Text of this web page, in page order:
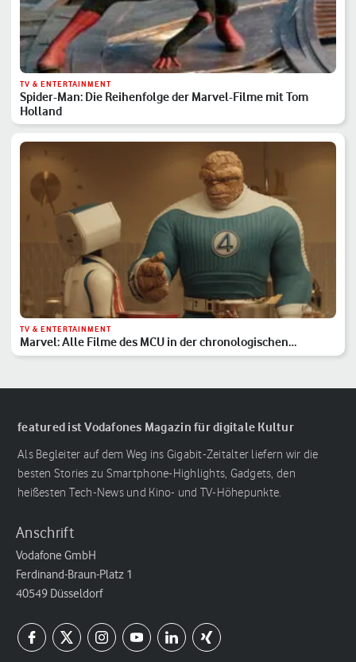
TV & ENTERTAINMENT
Spider-Man: Die Reihenfolge der Marvel-Filme mit Tom
Holland
TV & ENTERTAINMENT
Marvel: Alle Filme des MCU in der chronologischen
Reihenfolge
featured ist Vodafones Magazin für digitale Kultur
Als Begleiter auf dem Weg ins Gigabit-Zeitalter liefern wir die
besten Stories zu Smartphone-Highlights, Gadgets, den
heißesten Tech-News und Kino- und TV-Höhepunkte.
Anschrift
Vodafone GmbH
Ferdinand-Braun-Platz 1
40549 Düsseldorf